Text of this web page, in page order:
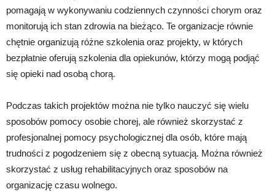
pomagają w wykonywaniu codziennych czynności chorym oraz
monitorują ich stan zdrowia na bieżąco. Te organizacje równie
chętnie organizują różne szkolenia oraz projekty, w których
bezpłatnie oferują szkolenia dla opiekunów, którzy mogą podjąć
się opieki nad osobą chorą.
Podczas takich projektów można nie tylko nauczyć się wielu
sposobów pomocy osobie chorej, ale również skorzystać z
profesjonalnej pomocy psychologicznej dla osób, które mają
trudności z pogodzeniem się z obecną sytuacją. Można również
skorzystać z usług rehabilitacyjnych oraz sposobów na
organizację czasu wolnego.